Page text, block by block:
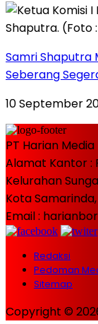
Samri Shaputra
Seberang
10 September
PT Harian
Alamat Kantor :
Kelurahan
Kota
Email :
Redaksi
Pedoman
Sitemap
Copyright ©